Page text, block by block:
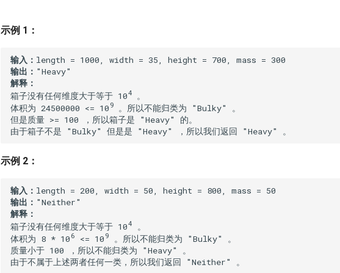
示例 1：
输入：
输出：
解释：
箱子没有任何维度大于等于 104
。
体积为 24500000 <= 10 9
。所以不能归类为 "Bulky" 。
但是质量 >= 100 ，所以箱子是 "Heavy" 的。
由于箱子不是 "Bulky" 但是是 "Heavy" ，所以我们返回 "Heavy" 。
示例 2：
输入：
输出：
解释：
箱子没有任何维度大于等于 104
。
体积为 8 * 10 6 <= 10 9
。所以不能归类为 "Bulky" 。
质量小于 100 ，所以不能归类为 "Heavy" 。
由于不属于上述两者任何一类，所以我们返回 "Neither" 。